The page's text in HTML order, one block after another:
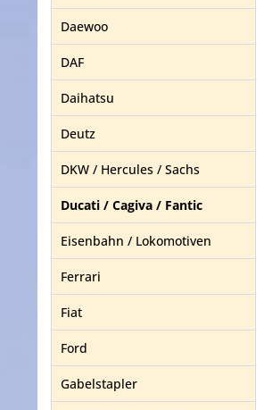
Daewoo
DAF
Daihatsu
Deutz
DKW / Hercules / Sachs
Ducati / Cagiva / Fantic
Eisenbahn / Lokomotiven
Ferrari
Fiat
Ford
Gabelstapler